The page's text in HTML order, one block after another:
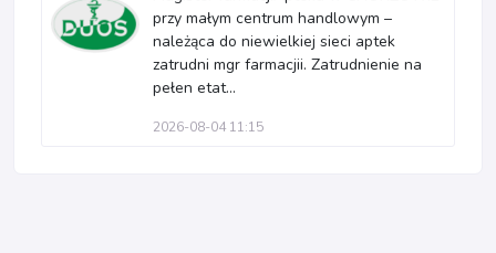
przy małym centrum handlowym –
należąca do niewielkiej sieci aptek
zatrudni mgr farmacjii. Zatrudnienie na
pełen etat...
2026-08-04 11:15